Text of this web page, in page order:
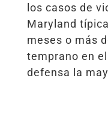
los casos de
Maryland
meses o más
temprano en
defensa la